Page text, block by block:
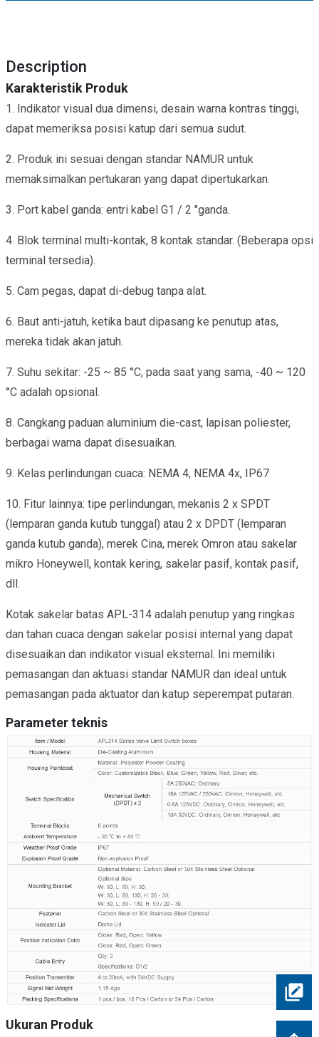
Description
Karakteristik Produk
1. Indikator visual dua dimensi, desain warna kontras tinggi,
dapat memeriksa posisi katup dari semua sudut.
2. Produk ini sesuai dengan standar NAMUR untuk
memaksimalkan pertukaran yang dapat dipertukarkan.
3. Port kabel ganda: entri kabel G1 / 2 "ganda.
4. Blok terminal multi-kontak, 8 kontak standar. (Beberapa opsi
terminal tersedia).
5. Cam pegas, dapat di-debug tanpa alat.
6. Baut anti-jatuh, ketika baut dipasang ke penutup atas,
mereka tidak akan jatuh.
7. Suhu sekitar: -25 ~ 85 °C, pada saat yang sama, -40 ~ 120
°C adalah opsional.
8. Cangkang paduan aluminium die-cast, lapisan poliester,
berbagai warna dapat disesuaikan.
9. Kelas perlindungan cuaca: NEMA 4, NEMA 4x, IP67
10. Fitur lainnya: tipe perlindungan, mekanis 2 x SPDT
(lemparan ganda kutub tunggal) atau 2 x DPDT (lemparan
ganda kutub ganda), merek Cina, merek Omron atau sakelar
mikro Honeywell, kontak kering, sakelar pasif, kontak pasif,
dll.
Kotak sakelar batas APL-314 adalah penutup yang ringkas
dan tahan cuaca dengan sakelar posisi internal yang dapat
disesuaikan dan indikator visual eksternal. Ini memiliki
pemasangan dan aktuasi standar NAMUR dan ideal untuk
pemasangan pada aktuator dan katup seperempat putaran.
Parameter teknis
Ukuran Produk